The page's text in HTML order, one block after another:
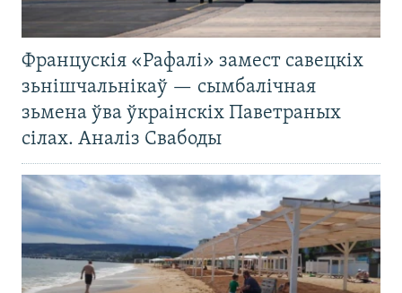
Францускія «Рафалі» замест савецкіх
зьнішчальнікаў — сымбалічная
зьмена ўва ўкраінскіх Паветраных
сілах. Аналіз Свабоды